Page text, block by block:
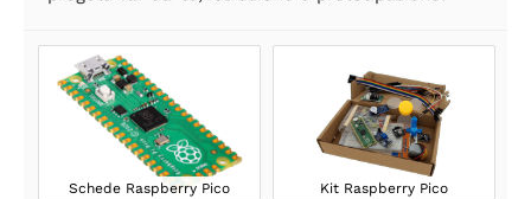
Schede Raspberry Pico Kit Raspberry Pico